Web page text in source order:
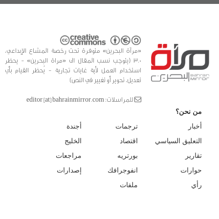
«مرآة البحرين» متوفرة تحت رخصة المشاع الإبداعي،
3.0 (يتوجب نسب المقال الى «مراة البحرين» - يحظر
استخدام العمل لأية غايات تجارية - يُحظر القيام بأي
تعديل، تحوير أو تغيير في النص)
للمراسلات: editor [at] bahrainmirror.com
من نحن؟
أخبار
التعليق السياسي
تقارير
حوارات
رأي
ترجمات
اقتصاد
بورتريه
انفوجرافك
ملفات
أجندة
الخليج
مراجعات
إصدارات